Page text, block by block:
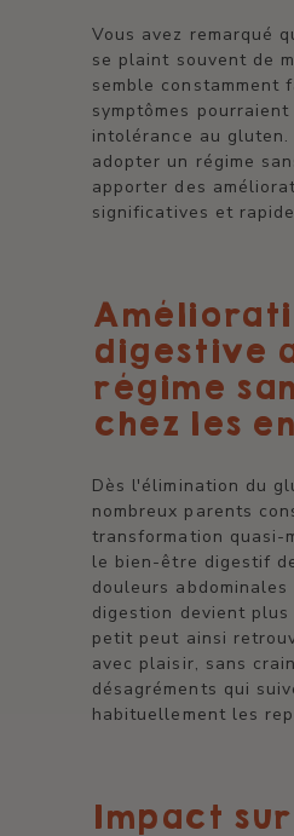
Vous avez remarqué
se plaint souvent de
semble constamment
symptômes
intolérance au gluten.
adopter un régime
apporter des
significatives et
digestive
régime
chez les
Dès l'élimination du
nombreux parents
transformation quasi-
le bien-être digestif
douleurs
digestion devient
petit peut ainsi
avec plaisir, sans
désagréments qui
habituellement les
Impact sur